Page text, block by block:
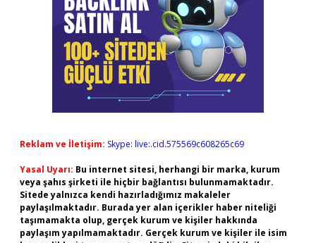
Reklam ve İletişim: Skype: live:.cid.575569c608265c69
Yasal Uyarı: Bu internet sitesi, herhangi bir marka, kurum
veya şahıs şirketi ile hiçbir bağlantısı bulunmamaktadır.
Sitede yalnızca kendi hazırladığımız makaleler
paylaşılmaktadır. Burada yer alan içerikler haber niteliği
taşımamakta olup, gerçek kurum ve kişiler hakkında
paylaşım yapılmamaktadır. Gerçek kurum ve kişiler ile isim